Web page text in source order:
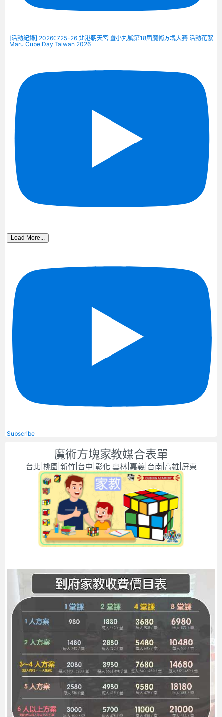
[活動紀錄] 20260725-26 北港朝天宮 暨小丸號第18屆魔術方塊大賽 活動花絮
Maru Cube Day Taiwan 2026
Load More...
Subscribe
魔術方塊家教媒合表單
台北|桃園|新竹|台中|彰化|雲林|嘉義|台南|高雄|屏東